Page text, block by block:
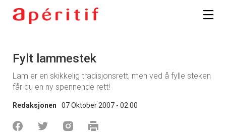
Fylt lammestek
Lam er en skikkelig tradisjonsrett, men ved å fylle steken
får du en ny spennende rett!
Redaksjonen 07 Oktober 2007 - 02:00